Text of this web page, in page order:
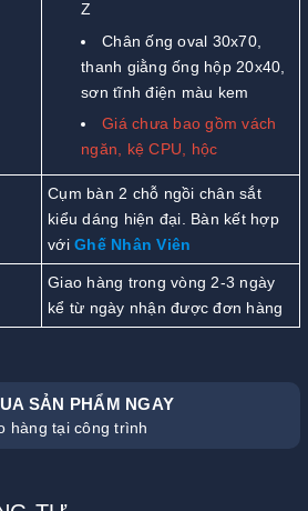
Z
Chân ống oval 30x70,
thanh giằng ống hộp 20x40,
sơn tĩnh điện màu kem
Giá chưa bao gồm vách
ngăn, kệ CPU, hộc
Cụm bàn 2 chỗ ngồi chân sắt
kiểu dáng hiện đại. Bàn kết hợp
với Ghế Nhân Viên
Giao hàng trong vòng 2-3 ngày
kể từ ngày nhận được đơn hàng
SẢN PHẨM NGAY
hàng tại công trình